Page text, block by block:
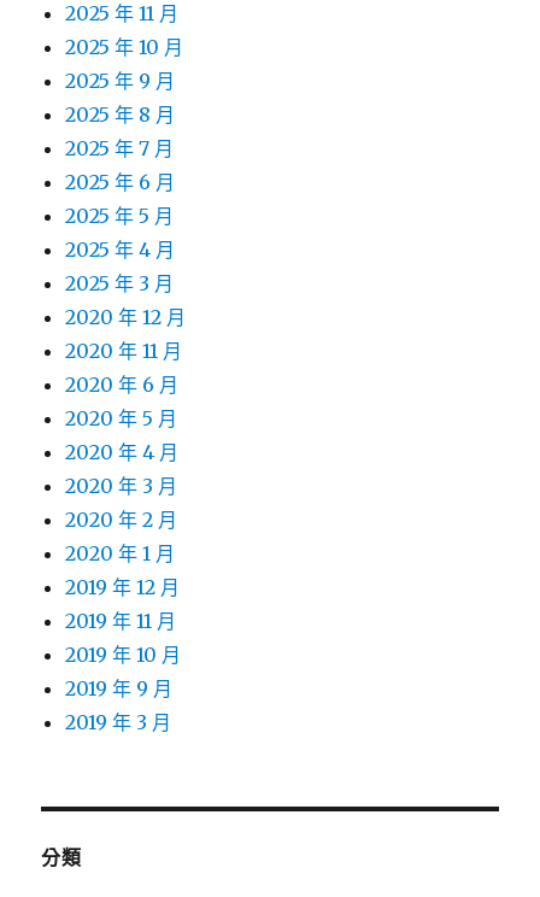
2025 年 11 月
2025 年 10 月
2025 年 9 月
2025 年 8 月
2025 年 7 月
2025 年 6 月
2025 年 5 月
2025 年 4 月
2025 年 3 月
2020 年 12 月
2020 年 11 月
2020 年 6 月
2020 年 5 月
2020 年 4 月
2020 年 3 月
2020 年 2 月
2020 年 1 月
2019 年 12 月
2019 年 11 月
2019 年 10 月
2019 年 9 月
2019 年 3 月
分類